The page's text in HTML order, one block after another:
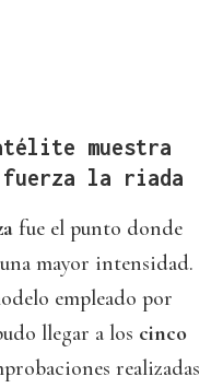
muestra
fuerza la riada
fue el punto donde
mayor intensidad.
empleado por
llegar a los cinco
realizadas